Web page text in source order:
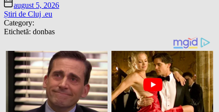
august 5, 2026
Știri de Cluj .eu
Category:
Etichetă: donbas